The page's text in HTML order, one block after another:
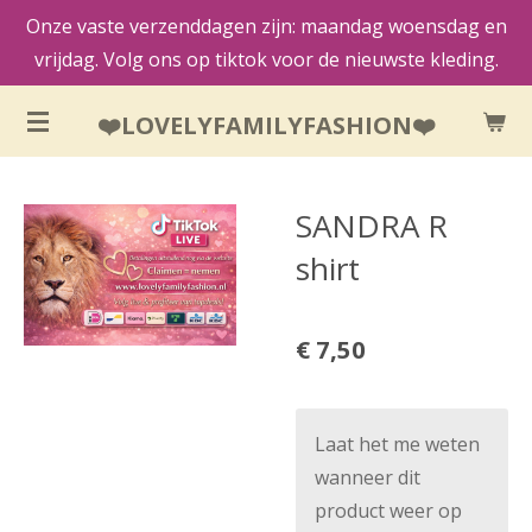
Ga
direct
de
hoofdinhoud
❤️LOVELYFAMILYFASHION❤️
Onze vaste verzenddagen zijn: maandag woensdag en
vrijdag. Volg ons op tiktok voor de nieuwste kleding.
SANDRA R
shirt
€ 7,50
Laat het me weten
wanneer dit
product weer op